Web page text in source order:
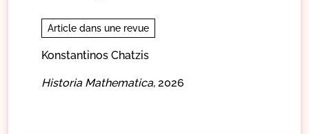
Article dans une revue
Konstantinos Chatzis
Historia Mathematica, 2026